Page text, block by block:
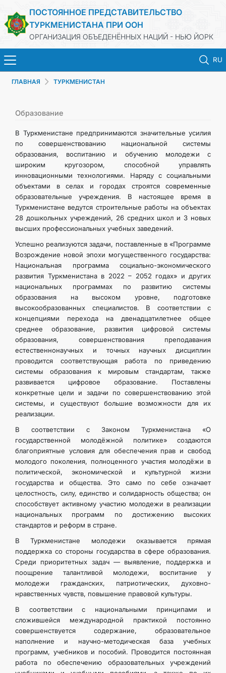
ПОСТОЯННОЕ ПРЕДСТАВИТЕЛЬСТВО
ТУРКМЕНИСТАНА ПРИ ООН
ОРГАНИЗАЦИЯ ОБЪЕДЕНЁННЫХ НАЦИЙ - НЬЮ ЙОРК
RU
ГЛАВНАЯ
ТУРКМЕНИСТАН
ПРИОРИТЕТНЫЕ ПОЗИЦИИ
ВЫСТУПЛЕНИЯ И ДОКУМЕНТЫ
ДИПЛОМАТИЯ
ПОСТОЯННЫЙ НЕЙТРАЛИТЕТ
УСТОЙЧИВЫЙ ТРАНСПОРТ
КОНТАКТНЫЕ ДАННЫЕ
ГЛАВНАЯ ТУРКМЕНИСТАН
Образование
В Туркменистане предпринимаются значительные усилия
по совершенствованию национальной системы
образования, воспитанию и обучению молодежи с
широким кругозором, способной управлять
инновационными технологиями. Наряду с социальными
объектами в селах и городах строятся современные
образовательные учреждения. В настоящее время в
Туркменистане ведутся строительные работы на объектах
28 дошкольных учреждений, 26 средних школ и 3 новых
высших профессиональных учебных заведений.
Успешно реализуются задачи, поставленные в «Программе
Возрождение новой эпохи могущественного государства:
Национальная программа социально-экономического
развития Туркменистана в 2022 – 2052 годах» и других
национальных программах по развитию системы
образования на высоком уровне, подготовке
высокообразованных специалистов. В соответствии с
концепциями перехода на двенадцатилетнее общее
среднее образование, развития цифровой системы
образования, совершенствования преподавания
естественнонаучных и точных научных дисциплин
проводится соответствующая работа по приведению
системы образования к мировым стандартам, также
развивается цифровое образование. Поставлены
конкретные цели и задачи по совершенствованию этой
системы, и существуют большие возможности для их
реализации.
В соответствии с Законом Туркменистана «О
государственной молодёжной политике» создаются
благоприятные условия для обеспечения прав и свобод
молодого поколения, полноценного участия молодёжи в
политической, экономической и культурной жизни
государства и общества. Это само по себе означает
целостность, силу, единство и солидарность общества; он
способствует активному участию молодежи в реализации
национальных программ по достижению высоких
стандартов и реформ в стране.
В Туркменистане молодежи оказывается прямая
поддержка со стороны государства в сфере образования.
Среди приоритетных задач — выявление, поддержка и
поощрение талантливой молодежи, воспитание у
молодежи гражданских, патриотических, духовно-
нравственных чувств, повышение правовой культуры.
В соответствии с национальными принципами и
сложившейся международной практикой постоянно
совершенствуется содержание, образовательное
наполнение и научно-методическая база учебных
программ, учебников и пособий. Проводится постоянная
работа по обеспечению образовательных учреждений